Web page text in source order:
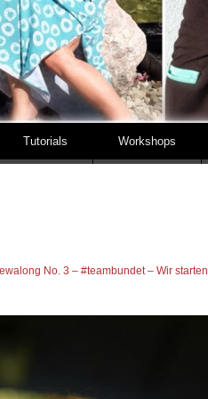
Tutorials Workshops
No. 3 – #teambundet – Wir starten